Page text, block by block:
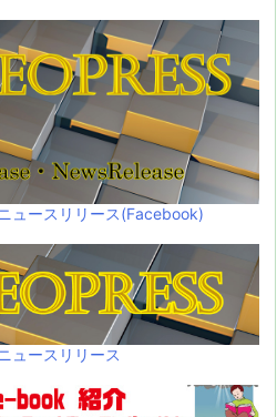
ュースリリース(Facebook)
ュースリリース